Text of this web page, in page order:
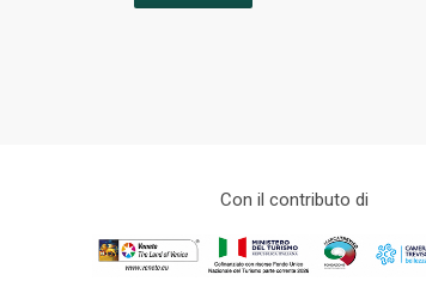
Con il contributo di